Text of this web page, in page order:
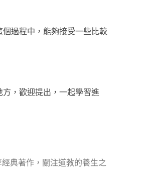
過程中，能夠接受一些比較
，歡迎提出，一起學習進
典著作，關注道教的養生之